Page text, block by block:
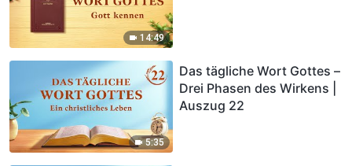
14:49
5:35
Das tägliche Wort Gottes –
Drei Phasen des Wirkens |
Auszug 22